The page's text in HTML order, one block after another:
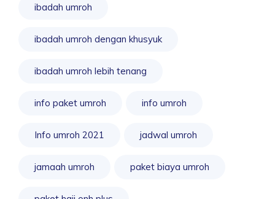
ibadah umroh
ibadah umroh dengan khusyuk
ibadah umroh lebih tenang
info paket umroh info umroh
Info umroh 2021 jadwal umroh
jamaah umroh paket biaya umroh